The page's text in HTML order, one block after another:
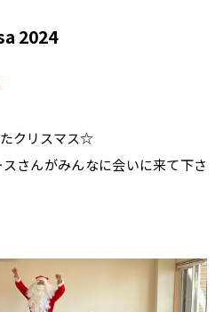
2024
クリスマス☆
さんがみんなに会いに来て下さ